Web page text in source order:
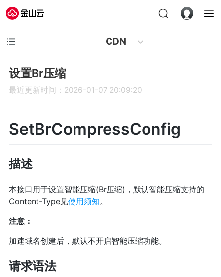
CDN
设置Br压缩
最近更新时间：2026-01-07 20:09:20
SetBrCompressConfig
描述
本接口用于设置智能压缩(Br压缩)，默认智能压缩支持的
Content-Type见使用须知。
注意：
加速域名创建后，默认不开启智能压缩功能。
请求语法